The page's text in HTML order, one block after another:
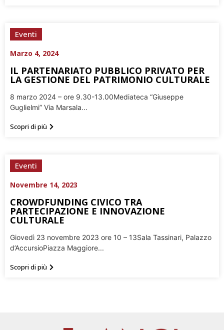
Eventi
Marzo 4, 2024
IL PARTENARIATO PUBBLICO PRIVATO PER
LA GESTIONE DEL PATRIMONIO CULTURALE
8 marzo 2024 – ore 9.30-13.00Mediateca “Giuseppe
Guglielmi” Via Marsala...
Scopri di più
Eventi
Novembre 14, 2023
CROWDFUNDING CIVICO TRA
PARTECIPAZIONE E INNOVAZIONE
CULTURALE
Giovedì 23 novembre 2023 ore 10 – 13Sala Tassinari, Palazzo
d’AccursioPiazza Maggiore...
Scopri di più